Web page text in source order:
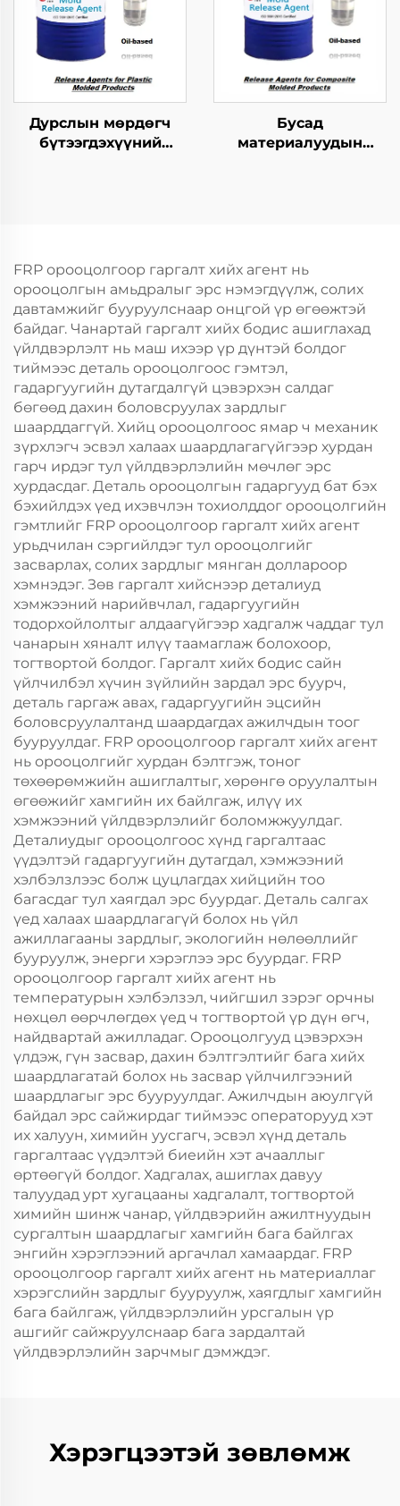
Дурслын мөрдөгч
бүтээгдэхүүний
Бусад
материалуудын
FRP орооцолгоор гаргалт хийх агент нь
орооцолгын амьдралыг эрс нэмэгдүүлж, солих
давтамжийг бууруулснаар онцгой үр өгөөжтэй
байдаг. Чанартай гаргалт хийх бодис ашиглахад
үйлдвэрлэлт нь маш ихээр үр дүнтэй болдог
тиймээс деталь орооцолгоос гэмтэл,
гадаргуугийн дутагдалгүй цэвэрхэн салдаг
бөгөөд дахин боловсруулах зардлыг
шаарддаггүй. Хийц орооцолгоос ямар ч механик
зүрхлэгч эсвэл халаах шаардлагагүйгээр хурдан
гарч ирдэг тул үйлдвэрлэлийн мөчлөг эрс
хурдасдаг. Деталь орооцолгын гадаргууд бат бэх
бэхийлдэх үед ихэвчлэн тохиолддог орооцолгийн
гэмтлийг FRP орооцолгоор гаргалт хийх агент
урьдчилан сэргийлдэг тул орооцолгийг
засварлах, солих зардлыг мянган доллароор
хэмнэдэг. Зөв гаргалт хийснээр деталиуд
хэмжээний нарийвчлал, гадаргуугийн
тодорхойлолтыг алдаагүйгээр хадгалж чаддаг тул
чанарын хяналт илүү таамаглаж болохоор,
тогтвортой болдог. Гаргалт хийх бодис сайн
үйлчилбэл хүчин зүйлийн зардал эрс буурч,
деталь гаргаж авах, гадаргуугийн эцсийн
боловсруулалтанд шаардагдах ажилчдын тоог
бууруулдаг. FRP орооцолгоор гаргалт хийх агент
нь орооцолгийг хурдан бэлтгэж, тоног
төхөөрөмжийн ашиглалтыг, хөрөнгө оруулалтын
өгөөжийг хамгийн их байлгаж, илүү их
хэмжээний үйлдвэрлэлийг боломжжуулдаг.
Деталиудыг орооцолгоос хүнд гаргалтаас
үүдэлтэй гадаргуугийн дутагдал, хэмжээний
хэлбэлзлээс болж цуцлагдах хийцийн тоо
багасдаг тул хаягдал эрс буурдаг. Деталь салгах
үед халаах шаардлагагүй болох нь үйл
ажиллагааны зардлыг, экологийн нөлөөллийг
бууруулж, энерги хэрэглээ эрс буурдаг. FRP
орооцолгоор гаргалт хийх агент нь
температурын хэлбэлзэл, чийгшил зэрэг орчны
нөхцөл өөрчлөгдөх үед ч тогтвортой үр дүн өгч,
найдвартай ажилладаг. Орооцолгууд цэвэрхэн
үлдэж, гүн засвар, дахин бэлтгэлтийг бага хийх
шаардлагатай болох нь засвар үйлчилгээний
шаардлагыг эрс бууруулдаг. Ажилчдын аюулгүй
байдал эрс сайжирдаг тиймээс операторууд хэт
их халуун, химийн уусгагч, эсвэл хүнд деталь
гаргалтаас үүдэлтэй биеийн хэт ачааллыг
өртөөгүй болдог. Хадгалах, ашиглах давуу
талуудад урт хугацааны хадгалалт, тогтвортой
химийн шинж чанар, үйлдвэрийн ажилтнуудын
сургалтын шаардлагыг хамгийн бага байлгах
энгийн хэрэглээний аргачлал хамаардаг. FRP
орооцолгоор гаргалт хийх агент нь материаллаг
хэрэгслийн зардлыг бууруулж, хаягдлыг хамгийн
бага байлгаж, үйлдвэрлэлийн урсгалын үр
ашгийг сайжруулснаар бага зардалтай
үйлдвэрлэлийн зарчмыг дэмждэг.
Хэрэгцээтэй зөвлөмж